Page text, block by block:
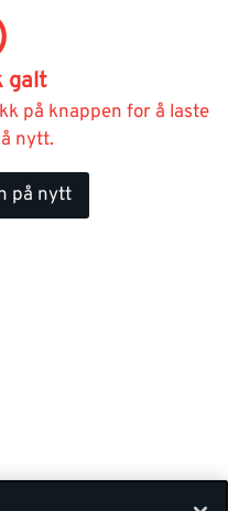
galt
på knappen for å laste
nytt.
på nytt